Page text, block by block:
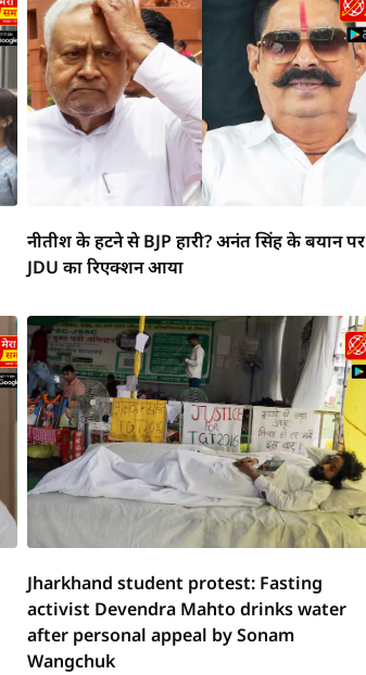
नीतीश के हटने से BJP हारी? अनंत सिंह के बयान पर
JDU का रिएक्शन आया
Jharkhand student protest: Fasting
activist Devendra Mahto drinks water
after personal appeal by Sonam
Wangchuk